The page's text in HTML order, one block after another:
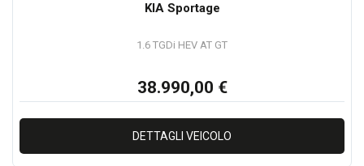
KIA Sportage
1.6 TGDi HEV AT GT
38.990,00 €
DETTAGLI VEICOLO